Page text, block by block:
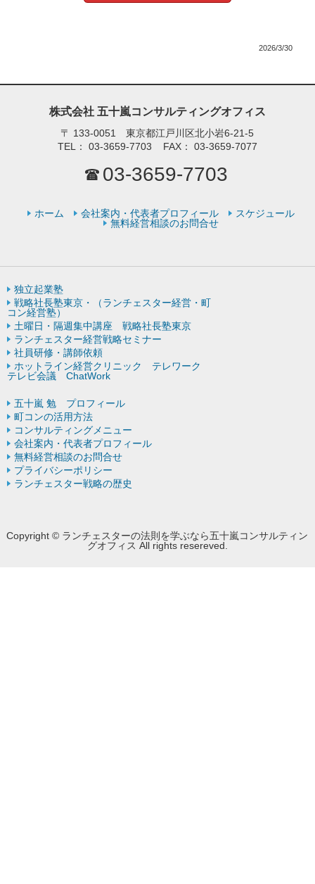
2026/3/30
株式会社 五十嵐コンサルティングオフィス
〒 133-0051 東京都江戸川区北小岩6-21-5
TEL：
03-3659-7703 FAX： 03-3659-7077
03-3659-7703
ホーム 会社案内・代表者プロフィール
スケジュール
無料経営相談のお問合せ
独立起業塾
戦略社長塾東京・（ランチェスター経営・町
コン経営塾）
土曜日・隔週集中講座 戦略社長塾東京
ランチェスター経営戦略セミナー
社員研修・講師依頼
ホットライン経営クリニック テレワーク
テレビ会議 ChatWork
五十嵐 勉 プロフィール
町コンの活用方法
コンサルティングメニュー
会社案内・代表者プロフィール
無料経営相談のお問合せ
プライバシーポリシー
ランチェスター戦略の歴史
Copyright © ランチェスターの法則を学ぶなら五十嵐コンサルティン
グオフィス All rights resereved.